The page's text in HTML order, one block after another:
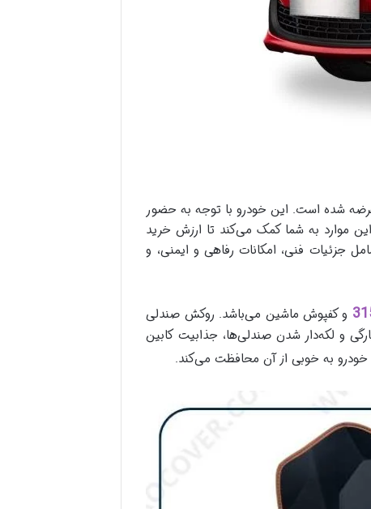
و عرضه شده است. این خودرو با توجه به حضور
موارد به شما کمک می‌کند تا ارزش خرید
جزئیات فنی، امکانات رفاهی و ایمنی، و
و کفپوش ماشین می‌باشد. روکش صندلی
و لکه‌دار شدن صندلی‌ها، جذابیت کابین
خودرو به خوبی از آن محافظت می‌کند.